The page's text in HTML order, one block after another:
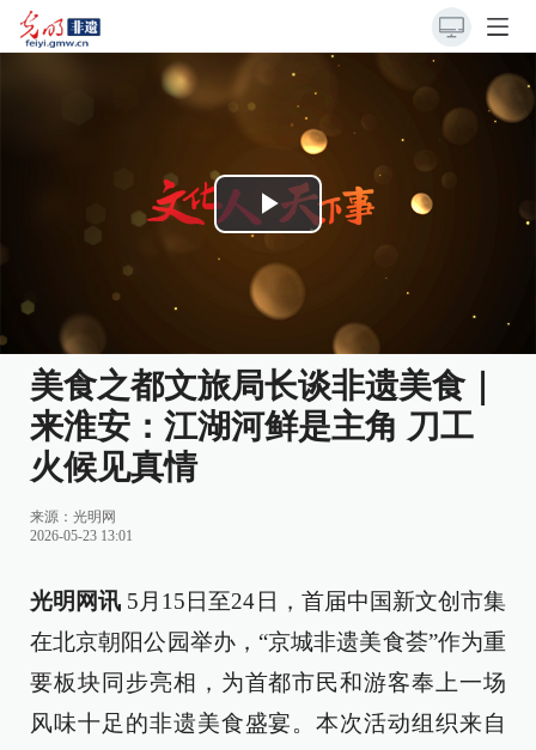
Play
Video
美食之都文旅局长谈非遗美食｜
来淮安：江湖河鲜是主角 刀工
火候见真情
来源： 光明网
2026-05-23 13:01
光明网讯 5月15日至24日，首届中国新文创市集
在北京朝阳公园举办，“京城非遗美食荟”作为重
要板块同步亮相，为首都市民和游客奉上一场
风味十足的非遗美食盛宴。本次活动组织来自